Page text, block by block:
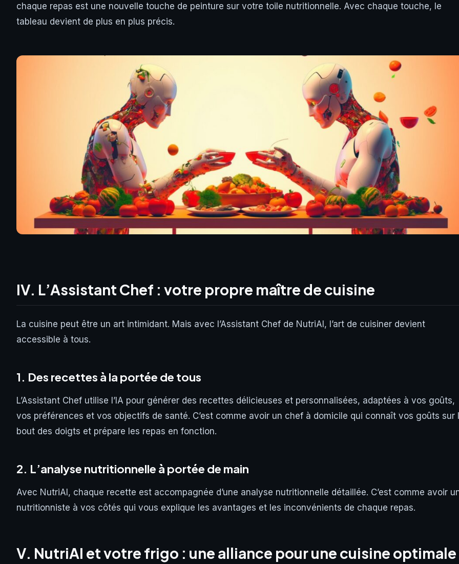
chaque repas est une nouvelle touche de peinture sur votre toile nutritionnelle. Avec chaque touche, le
tableau devient de plus en plus précis.
IV. L’Assistant Chef : votre propre maître de cuisine
La cuisine peut être un art intimidant. Mais avec l’Assistant Chef de NutriAI, l’art de cuisiner devient
accessible à tous.
1. Des recettes à la portée de tous
L’Assistant Chef utilise l’IA pour générer des recettes délicieuses et personnalisées, adaptées à vos goûts,
vos préférences et vos objectifs de santé. C’est comme avoir un chef à domicile qui connaît vos goûts sur
bout des doigts et prépare les repas en fonction.
2. L’analyse nutritionnelle à portée de main
Avec NutriAI, chaque recette est accompagnée d’une analyse nutritionnelle détaillée. C’est comme avoir
nutritionniste à vos côtés qui vous explique les avantages et les inconvénients de chaque repas.
V. NutriAI et votre frigo : une alliance pour une cuisine optimale